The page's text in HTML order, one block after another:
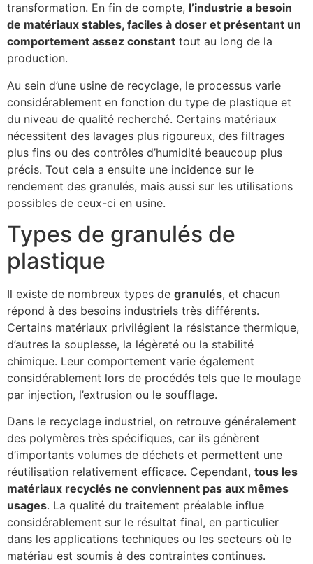
transformation. En fin de compte, l’industrie a besoin
de matériaux stables, faciles à doser et présentant un
comportement assez constant tout au long de la
production.
Au sein d’une usine de recyclage, le processus varie
considérablement en fonction du type de plastique et
du niveau de qualité recherché. Certains matériaux
nécessitent des lavages plus rigoureux, des filtrages
plus fins ou des contrôles d’humidité beaucoup plus
précis. Tout cela a ensuite une incidence sur le
rendement des granulés, mais aussi sur les utilisations
possibles de ceux-ci en usine.
Types de granulés de
plastique
Il existe de nombreux types de granulés, et chacun
répond à des besoins industriels très différents.
Certains matériaux privilégient la résistance thermique,
d’autres la souplesse, la légèreté ou la stabilité
chimique. Leur comportement varie également
considérablement lors de procédés tels que le moulage
par injection, l’extrusion ou le soufflage.
Dans le recyclage industriel, on retrouve généralement
des polymères très spécifiques, car ils génèrent
d’importants volumes de déchets et permettent une
réutilisation relativement efficace. Cependant, tous les
matériaux recyclés ne conviennent pas aux mêmes
usages. La qualité du traitement préalable influe
considérablement sur le résultat final, en particulier
dans les applications techniques ou les secteurs où le
matériau est soumis à des contraintes continues.